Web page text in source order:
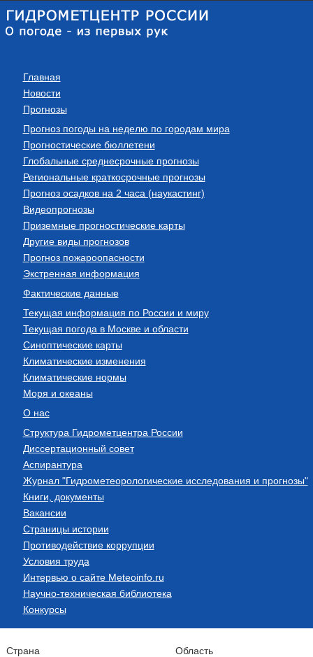
Главная
Новости
Прогнозы
Прогноз погоды на неделю по городам мира
Прогностические бюллетени
Глобальные среднесрочные прогнозы
Региональные краткосрочные прогнозы
Прогноз осадков на 2 часа (наукастинг)
Видеопрогнозы
Приземные прогностические карты
Другие виды прогнозов
Прогноз пожароопасности
Экстренная информация
Фактические данные
Текущая информация по России и миру
Текущая погода в Москве и области
Синоптические карты
Климатические изменения
Климатические нормы
Моря и океаны
О нас
Структура Гидрометцентра России
Диссертационный совет
Аспирантура
Журнал "Гидрометеорологические исследования и прогнозы"
Книги, документы
Вакансии
Страницы истории
Противодействие коррупции
Условия труда
Интервью о сайте Meteoinfo.ru
Научно-техническая библиотека
Конкурсы
Страна Область